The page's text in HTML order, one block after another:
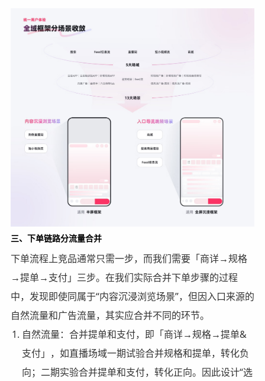
三、下单链路分流量合并
下单流程上竞品通常只需一步，而我们需要「商详→规格
→提单→支付」三步。在我们实际合并下单步骤的过程
中，发现即使同属于“内容沉浸浏览场景”，但因入口来源的
自然流量和广告流量，其实应合并不同的环节。
自然流量：合并提单和支付，即「商详→规格→提单&
支付」，如直播场域一期试验合并规格和提单，转化负
向；二期实验合并提单和支付，转化正向。因此设计“选